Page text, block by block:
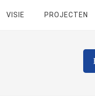
VISIE PROJECTEN